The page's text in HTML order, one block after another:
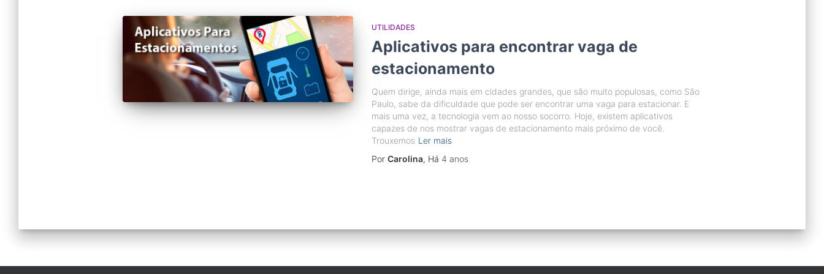
UTILIDADES
Aplicativos para encontrar vaga de
estacionamento
Quem dirige, ainda mais em cidades grandes, que são muito populosas, como São
Paulo, sabe da dificuldade que pode ser encontrar uma vaga para estacionar. E
mais uma vez, a tecnologia vem ao nosso socorro. Hoje, existem aplicativos
capazes de nos mostrar vagas de estacionamento mais próximo de você.
Trouxemos Ler mais
Por Carolina, Há 4 anos